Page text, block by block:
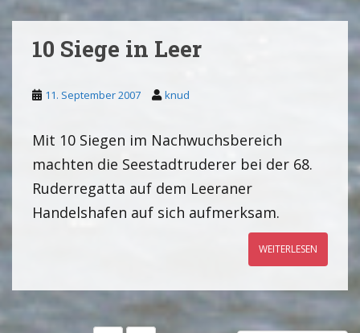
10 Siege in Leer
11. September 2007 knud
Mit 10 Siegen im Nachwuchsbereich
machten die Seestadtruderer bei der 68.
Ruderregatta auf dem Leeraner
Handelshafen auf sich aufmerksam.
WEITERLESEN